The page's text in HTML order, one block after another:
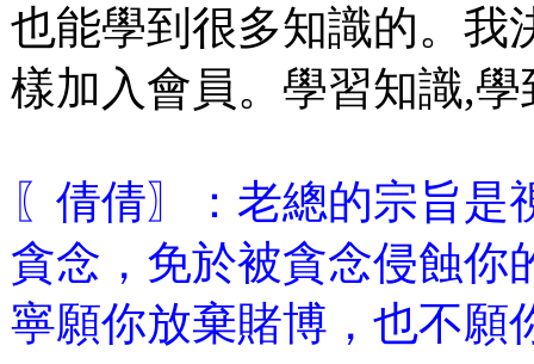
也能學到很多知識的。我
樣加入會員。學習知識,
〖倩倩〗：老總的宗旨
貪念，免於被貪念侵蝕你
寧願你放棄賭博，也不願